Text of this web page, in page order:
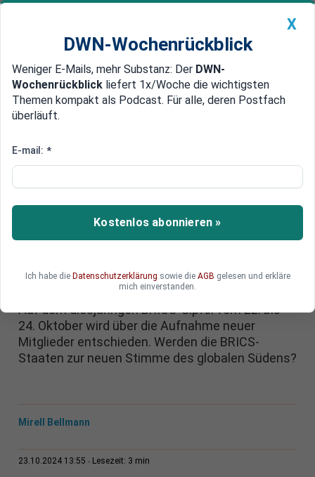
Newsticker MEIN DWN: Geldanlage Premium
Edelmetalle DWN-Magazin China
Brics-Gipfel 2024: Syrien und
will offenbar mit Putin reden
Das Brics-Bündnis zieht mehr und mehr Staaten
des Südens an: Ein weiteres arabisches Land
syrische Botschafter in Russland bestätigte,
dass auch Damaskus einen Antrag gestellt hat.
Auf dem diesjährigen BRICS-Gipfel vom 22. bis
24. Oktober wird über die Aufnahme neuer
Mitglieder entschieden. Werden die BRICS-
Staaten zur neuen Stimme des globalen Südens?
Mirell Bellmann
23.10.2024 13:55 Lesezeit: 3 min
X
DWN-Wochenrückblick
Weniger E-Mails, mehr Substanz: Der DWN-
Wochenrückblick liefert 1x/Woche die wichtigsten
Themen kompakt als Podcast. Für alle, deren Postfach
überläuft.
E-mail: *
Kostenlos abonnieren »
Ich habe die Datenschutzerklärung sowie die AGB gelesen und erkläre
mich einverstanden.